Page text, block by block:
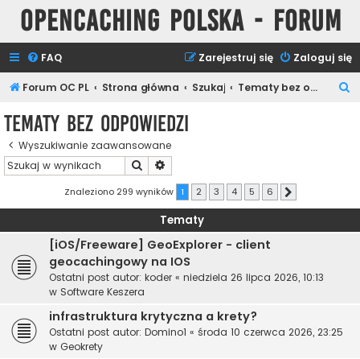
Opencaching Polska - Forum
FAQ Zaloguj się
Zarejestruj się
Forum OC PL Strona główna Szukaj Tematy bez odpowiedzi
Tematy bez odpowiedzi
Wyszukiwanie zaawansowane
Szukaj
Znaleziono 299 wyników 1 2 3 4 5 6
Tematy
[iOS/Freeware] GeoExplorer - client
geocachingowy na IOS
Ostatni post autor: koder « niedziela 26 lipca 2026, 10:13
w Software Keszera
infrastruktura krytyczna a krety?
Ostatni post autor: Domino1 « środa 10 czerwca 2026, 23:25
w Geokrety